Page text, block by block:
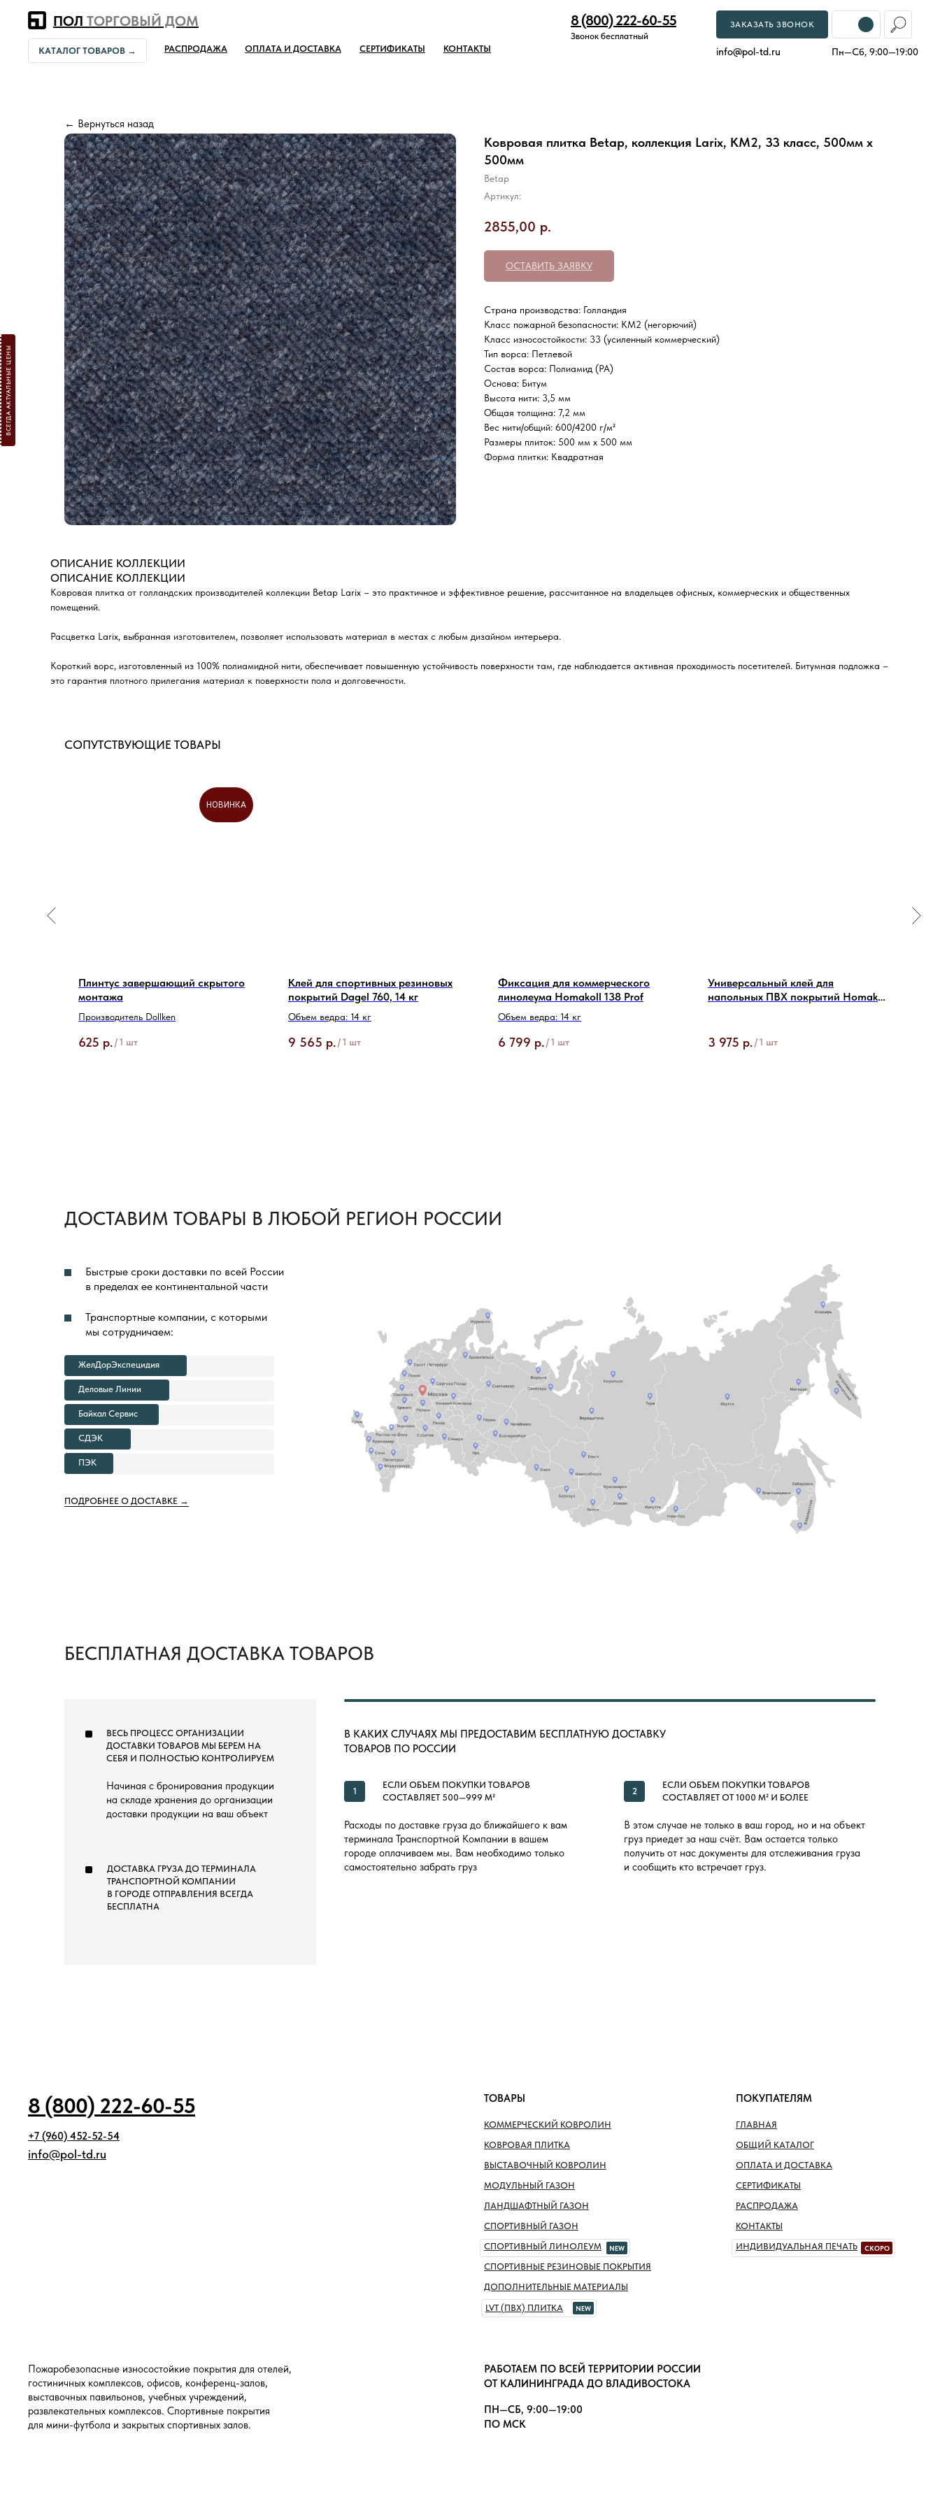
ВСЕГДА АКТУАЛЬНЫЕ ЦЕНЫ
ПОЛ ТОРГОВЫЙ ДОМ ЗАКАЗАТЬ ЗВОНОК
8 (800) 222-60-55
Пн—Сб, 9:00—19:00
РАСПРОДАЖА
КАТАЛОГ ТОВАРОВ → ОПЛАТА И ДОСТАВКА СЕРТИФИКАТЫ КОНТАКТЫ info@pol-td.ru
Звонок бесплатный
← Вернуться назад
Ковровая плитка Betap, коллекция Larix, КМ2, 33 класс, 500мм х
500мм
Betap
Артикул:
2855,00 р.
ОСТАВИТЬ ЗАЯВКУ
Страна производства: Голландия
Класс пожарной безопасности: КМ2 (негорючий)
Класс износостойкости: 33 (усиленный коммерческий)
Тип ворса: Петлевой
Состав ворса: Полиамид (РА)
Основа: Битум
Высота нити: 3,5 мм
Общая толщина: 7,2 мм
Вес нити/общий: 600/4200 г/м²
Размеры плиток: 500 мм х 500 мм
Форма плитки: Квадратная
ОПИСАНИЕ КОЛЛЕКЦИИ
ОПИСАНИЕ КОЛЛЕКЦИИ
Ковровая плитка от голландских производителей коллекции Betap Larix – это практичное и эффективное решение, рассчитанное на владельцев офисных, коммерческих и общественных
помещений.
Расцветка Larix, выбранная изготовителем, позволяет использовать материал в местах с любым дизайном интерьера.
Короткий ворс, изготовленный из 100% полиамидной нити, обеспечивает повышенную устойчивость поверхности там, где наблюдается активная проходимость посетителей. Битумная подложка –
это гарантия плотного прилегания материал к поверхности пола и долговечности.
СОПУТСТВУЮЩИЕ ТОВАРЫ
НОВИНКА
Плинтус завершающий скрытого
монтажа
Производитель Dollken
625 р./1 шт
Клей для спортивных резиновых
покрытий Dagel 760, 14 кг
Объем ведра: 14 кг
9 565 р./1 шт
Фиксация для коммерческого
линолеума Homakoll 138 Prof
Объем ведра: 14 кг
6 799 р./1 шт
Универсальный клей для
напольных ПВХ покрытий Homakoll
3 975 р./1 шт
ДОСТАВИМ ТОВАРЫ В ЛЮБОЙ РЕГИОН РОССИИ
Быстрые сроки доставки по всей России
в пределах ее континентальной части
Транспортные компании, с которыми
мы сотрудничаем:
ЖелДорЭкспецидия
Деловые Линии
Байкал Сервис
СДЭК
ПЭК
ПОДРОБНЕЕ О ДОСТАВКЕ →
БЕСПЛАТНАЯ ДОСТАВКА ТОВАРОВ
ВЕСЬ ПРОЦЕСС ОРГАНИЗАЦИИ
ДОСТАВКИ ТОВАРОВ МЫ БЕРЕМ НА
СЕБЯ И ПОЛНОСТЬЮ КОНТРОЛИРУЕМ
Начиная с бронирования продукции
на складе хранения до организации
доставки продукции на ваш объект
В этом случае не только в ваш город, но и на объект
груз приедет за наш счёт. Вам остается только
получить от нас документы для отслеживания груза
и сообщить кто встречает груз.
Расходы по доставке груза до ближайшего к вам
терминала Транспортной Компании в вашем
городе оплачиваем мы. Вам необходимо только
самостоятельно забрать груз
ДОСТАВКА ГРУЗА ДО ТЕРМИНАЛА
ТРАНСПОРТНОЙ КОМПАНИИ
В ГОРОДЕ ОТПРАВЛЕНИЯ ВСЕГДА
БЕСПЛАТНА
1 2
В КАКИХ СЛУЧАЯХ МЫ ПРЕДОСТАВИМ БЕСПЛАТНУЮ ДОСТАВКУ
ТОВАРОВ ПО РОССИИ
ЕСЛИ ОБЪЕМ ПОКУПКИ ТОВАРОВ
СОСТАВЛЯЕТ 500—999 М²
ЕСЛИ ОБЪЕМ ПОКУПКИ ТОВАРОВ
СОСТАВЛЯЕТ ОТ 1000 М² И БОЛЕЕ
8 (800) 222-60-55
info@pol-td.ru
КОММЕРЧЕСКИЙ КОВРОЛИН
КОВРОВАЯ ПЛИТКА
ВЫСТАВОЧНЫЙ КОВРОЛИН
СПОРТИВНЫЙ ГАЗОН
МОДУЛЬНЫЙ ГАЗОН
СПОРТИВНЫЙ ЛИНОЛЕУМ NEW
СПОРТИВНЫЕ РЕЗИНОВЫЕ ПОКРЫТИЯ
ТОВАРЫ
Пожаробезопасные износостойкие покрытия для отелей,
гостиничных комплексов, офисов, конференц-залов,
выставочных павильонов, учебных учреждений,
развлекательных комплексов. Спортивные покрытия
для мини-футбола и закрытых спортивных залов.
ОБЩИЙ КАТАЛОГ
ОПЛАТА И ДОСТАВКА
СЕРТИФИКАТЫ
РАСПРОДАЖА
КОНТАКТЫ
ИНДИВИДУАЛЬНАЯ ПЕЧАТЬ
СКОРО
ПОКУПАТЕЛЯМ
+7 (960) 452-52-54
РАБОТАЕМ ПО ВСЕЙ ТЕРРИТОРИИ РОССИИ
ОТ КАЛИНИНГРАДА ДО ВЛАДИВОСТОКА
ПН—СБ, 9:00—19:00
ПО МСК
ГЛАВНАЯ
ЛАНДШАФТНЫЙ ГАЗОН
ДОПОЛНИТЕЛЬНЫЕ МАТЕРИАЛЫ
LVT (ПВХ) ПЛИТКА
NEW